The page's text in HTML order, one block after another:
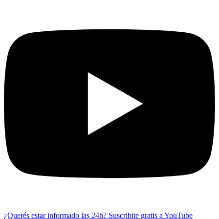
¿Querés estar informado las 24h? Suscribite gratis a YouTube